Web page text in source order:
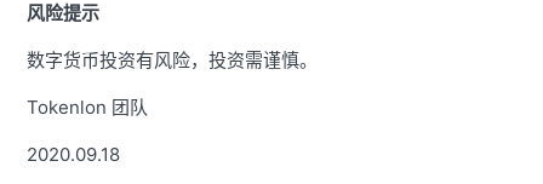
风险提示
数字货币投资有风险，投资需谨慎。
Tokenlon 团队
2020.09.18